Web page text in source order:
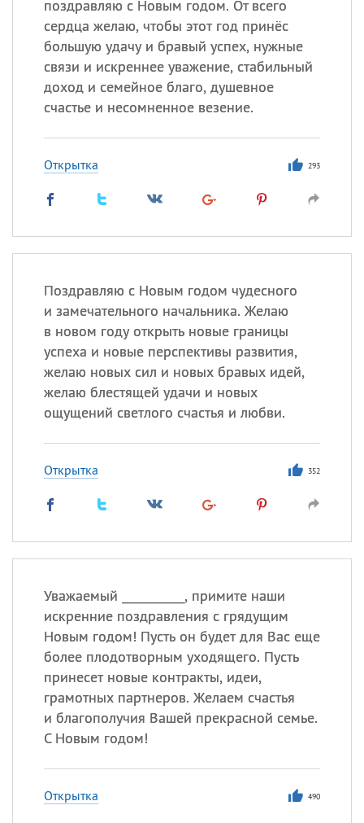
поздравляю с Новым годом. От всего
сердца желаю, чтобы этот год принёс
большую удачу и бравый успех, нужные
связи и искреннее уважение, стабильный
доход и семейное благо, душевное
счастье и несомненное везение.
Открытка 293
Поздравляю с Новым годом чудесного
и замечательного начальника. Желаю
в новом году открыть новые границы
успеха и новые перспективы развития,
желаю новых сил и новых бравых идей,
желаю блестящей удачи и новых
ощущений светлого счастья и любви.
Открытка 352
Уважаемый ___________, примите наши
искренние поздравления с грядущим
Новым годом! Пусть он будет для Вас еще
более плодотворным уходящего. Пусть
принесет новые контракты, идеи,
грамотных партнеров. Желаем счастья
и благополучия Вашей прекрасной семье.
С Новым годом!
Открытка 490